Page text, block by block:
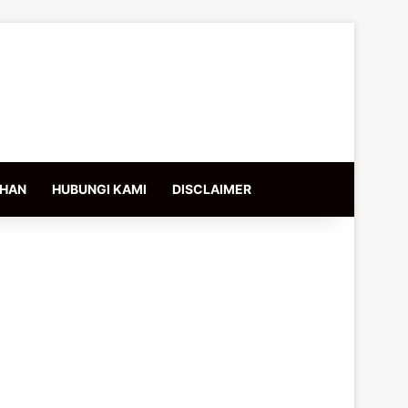
HUBUNGI KAMI DISCLAIMER